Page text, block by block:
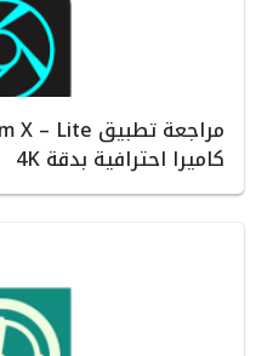
كاميرا احترافية بدقة 4K